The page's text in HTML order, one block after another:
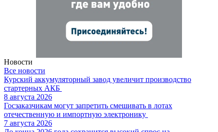
Новости
Все новости
Курский аккумуляторный завод увеличит производство
стартерных АКБ
8 августа 2026
Госзаказчикам могут запретить смешивать в лотах
отечественную и импортную электронику
7 августа 2026